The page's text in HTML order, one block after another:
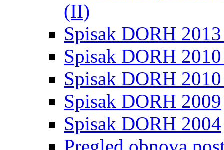
(II)
Spisak DORH
Spisak DORH
Spisak DORH
Spisak DORH 2009
Spisak DORH 2004